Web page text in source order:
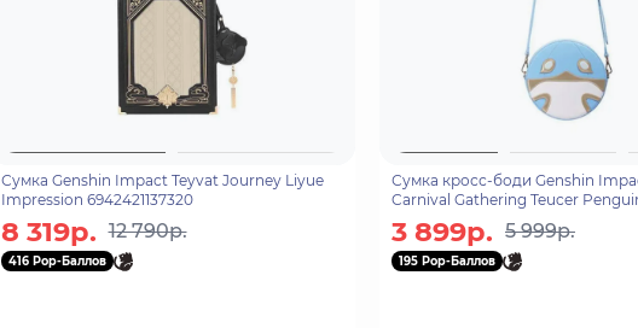
Сумка Genshin Impact Teyvat Journey Liyue
Impression 6942421137320
8 319р. 12 790р.
416 Pop-Баллов
Сумка кросс-боди Genshin
Carnival Gathering Teucer
3 899р. 5 999р.
195 Pop-Баллов